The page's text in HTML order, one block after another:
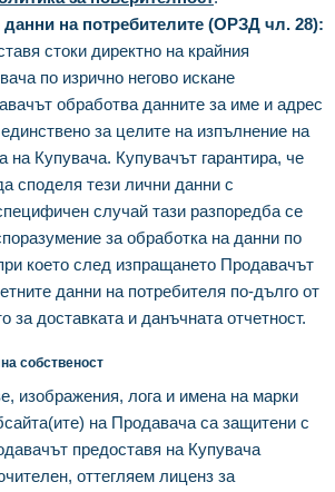
на потребителите (ОРЗД чл. 28):
стоки директно на крайния
по изрично негово искане
обработва данните за име и адрес
за целите на изпълнение на
на Купувача. Купувачът гарантира, че
споделя тези лични данни с
случай тази разпоредба се
за обработка на данни по
което след изпращането Продавачът
данни на потребителя по-дълго от
за доставката и данъчната отчетност.
собственост
изображения, лога и имена на марки
на Продавача са защитени с
предоставя на Купувача
оттегляем лиценз за